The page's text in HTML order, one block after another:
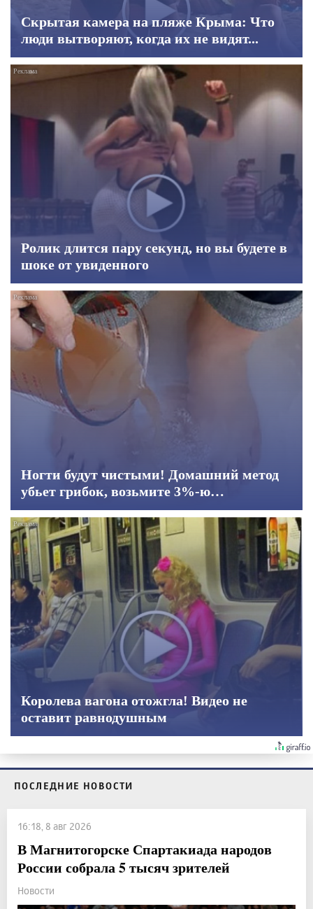
Скрытая камера на пляже Крыма: Что
люди вытворяют, когда их не видят...
Ролик длится пару секунд, но вы будете в
шоке от увиденного
Ногти будут чистыми! Домашний метод
убьет грибок, возьмите 3%-ю…
Королева вагона отожгла! Видео не
оставит равнодушным
ПОСЛЕДНИЕ НОВОСТИ
16:18, 8 авг 2026
В Магнитогорске Спартакиада народов
России собрала 5 тысяч зрителей
Новости